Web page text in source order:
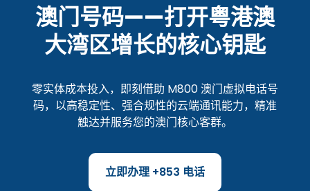
澳门号码——打开粤港澳
大湾区增长的核心钥匙
零实体成本投入，即刻借助 M800 澳门虚拟电话号
码，以高稳定性、强合规性的云端通讯能力，精准
触达并服务您的澳门核心客群。
立即办理 +853 电话